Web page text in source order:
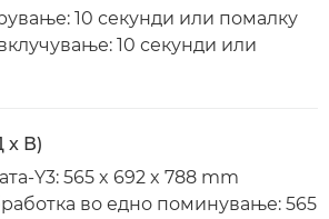
10 секунди или помалку
10 секунди или
x В)
Y3: 565 x 692 x 788 mm
во едно поминување: 565